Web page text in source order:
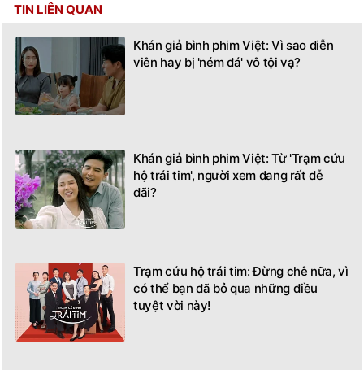
TIN LIÊN QUAN
Khán giả bình phim Việt: Vì sao diễn
viên hay bị 'ném đá' vô tội vạ?
Khán giả bình phim Việt: Từ 'Trạm cứu
hộ trái tim', người xem đang rất dễ
dãi?
Trạm cứu hộ trái tim: Đừng chê nữa, vì
có thể bạn đã bỏ qua những điều
tuyệt vời này!